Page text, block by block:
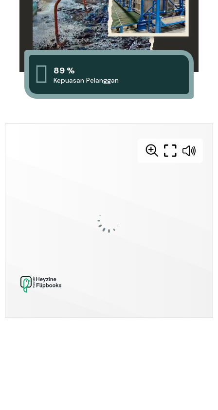
89 %
Kepuasan Pelanggan